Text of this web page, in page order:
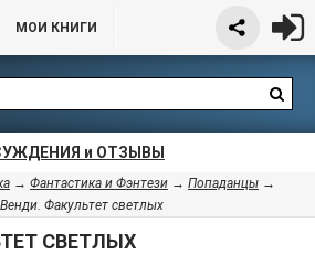
МОИ КНИГИ
и ОТЗЫВЫ
→ Фантастика и Фэнтези → Попаданцы →
Факультет светлых
СВЕТЛЫХ